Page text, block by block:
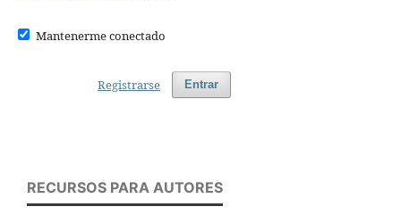
Mantenerme conectado
Entrar
Registrarse
RECURSOS PARA AUTORES